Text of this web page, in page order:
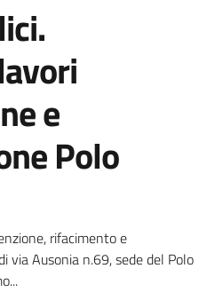
e
Polo
rifacimento e
via Ausonia n.69, sede del Polo